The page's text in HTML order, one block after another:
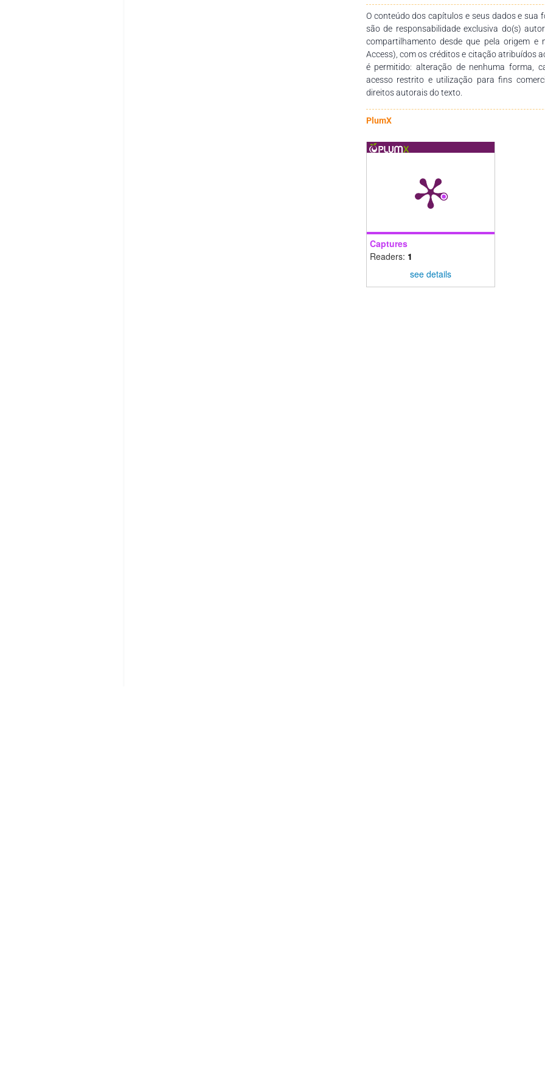
resultados. Portanto, no presente
exploratória dos dados de grau de
composição do leite, contagem de
alimentar de silagem de milho e concentrado.
adotado foi de 0,05% (valor-p = 0,05).
estatístico R (R CORE TEAM, 2022), e,
utilizando-se a função t.test do pacote
do leite, nem sobre sua composição, CCS e
realizadas, são necessários mais estudos
ação e de seus benefícios para a produção
O conteúdo dos capítulos e seus dados e sua
são de responsabilidade exclusiva do(s)
compartilhamento desde que pela origem e
Access), com os créditos e citação atribuídos
é permitido: alteração de nenhuma forma,
acesso restrito e utilização para fins
direitos autorais do texto.
PlumX
Captures
Readers: 1
see details